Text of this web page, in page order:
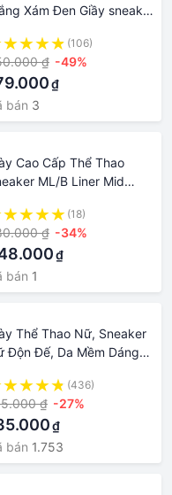
Xám Đen Giầy sneaker
cao cấp 2022
(106)
₫ -49%
₫
bán 3
Cao Cấp Thể Thao
ML/B Liner Mid
Cao Cấp Ảnh Thật +
+ Tặng Tất
(18)
₫ -34%
₫
bán 1
Thể Thao Nữ, Sneaker
Độn Đế, Da Mềm Dáng
đẹp
(436)
₫ -27%
₫
bán 1.753